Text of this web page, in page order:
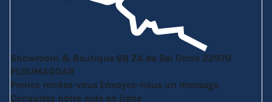
Showroom & Boutique 6B ZA de Bel Orme 22970
PLOUMAGOAR
Prenez rendez-vous Envoyez-nous un message
Consultez notre aide en ligne